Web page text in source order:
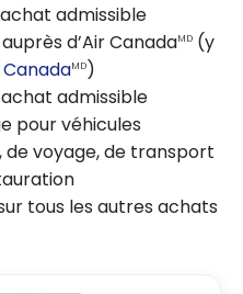
admissible
d’Air CanadaMD (y
MD)
admissible
pour véhicules
de voyage, de transport
tous les autres achats